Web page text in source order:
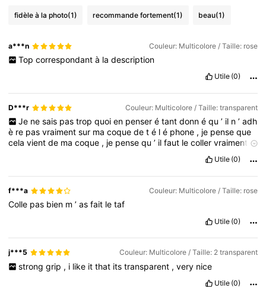
fidèle à la photo(1) recommande fortement(1) beau(1)
a***n Couleur: Multicolore / Taille: rose
Top correspondant à la description
Utile (0)
D***r Couleur: Multicolore / Taille: transparent
Je ne sais pas trop quoi en penser é tant donn é qu ’ il n ’ adh
è re pasvraimentsur macoquedeté lé phone , je penseque
celavientde macoque , je pensequ’ ilfaut lecollervraiment
Utile (0)
f***a Couleur: Multicolore / Taille: rose
Colle pas bien m’asfait letaf
Utile (0)
j***5 Couleur: Multicolore / Taille: 2 transparent
strong grip , i like it that its transparent , very nice
Utile (0)